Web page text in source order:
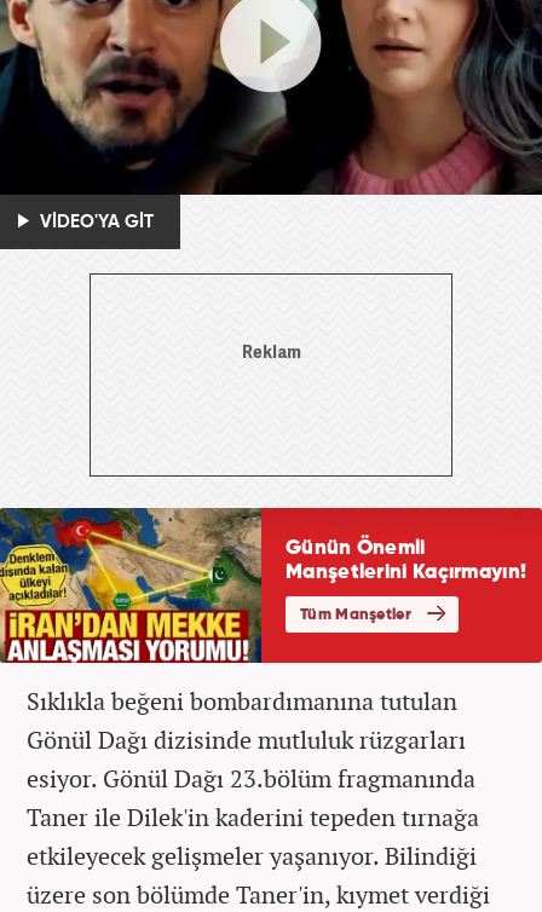
VİDEO'YA GİT
Sıklıkla beğeni bombardımanına tutulan
Gönül Dağı dizisinde mutluluk rüzgarları
esiyor. Gönül Dağı 23.bölüm fragmanında
Taner ile Dilek'in kaderini tepeden tırnağa
etkileyecek gelişmeler yaşanıyor. Bilindiği
üzere son bölümde Taner'in, kıymet verdiği